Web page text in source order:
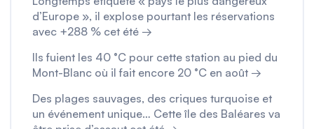
d’Europe », il explose pourtant les réservations
avec +288 % cet été →
Ils fuient les 40 °C pour cette station au pied du
Mont-Blanc où il fait encore 20 °C en août →
Des plages sauvages, des criques turquoise et
un événement unique… Cette île des Baléares va